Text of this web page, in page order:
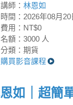
講師： 林恩如
時間： 2026年08月
費用：NT$0
名額：3000 人
分類：期貨
購買影音課程